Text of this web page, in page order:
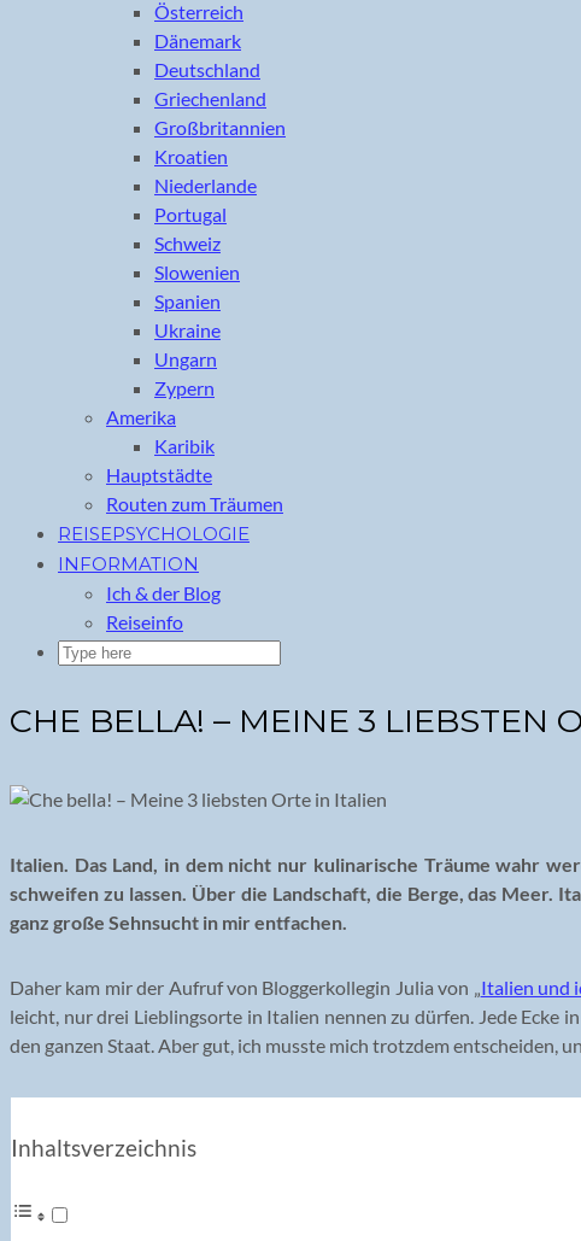
Österreich
Dänemark
Deutschland
Griechenland
Großbritannien
Kroatien
Niederlande
Portugal
Schweiz
Slowenien
Spanien
Ukraine
Ungarn
Zypern
Amerika
Karibik
Hauptstädte
Routen zum Träumen
REISEPSYCHOLOGIE
INFORMATION
Ich & der Blog
Reiseinfo
CHE BELLA! – MEINE 3 LIEBSTEN
Italien. Das Land, in dem nicht nur kulinarische Träume wahr
schweifen zu lassen. Über die Landschaft, die Berge, das Meer.
ganz große Sehnsucht in mir entfachen.
Daher kam mir der Aufruf von Bloggerkollegin Julia von „ Italien und
leicht, nur drei Lieblingsorte in Italien nennen zu dürfen. Jede Ecke
den ganzen Staat. Aber gut, ich musste mich trotzdem entscheiden,
Inhaltsverzeichnis